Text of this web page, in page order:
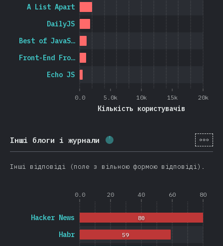
0.0 5.0k 10k 15k 20k
Кількість користувачів
Echo JS
Front-End Fro…
Best of JavaS…
DailyJS
A List Apart
Інші блоги і журнали Відсоток заповнення: 2.8 %
[ua-
Інші відповіді (поле з вільною формою відповіді).
0.0 20 40 60 80
Habr
Hacker News
59
80